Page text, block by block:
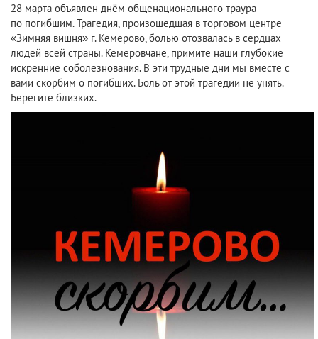
28 марта объявлен днём общенационального траура
по погибшим. Трагедия, произошедшая в торговом центре
«Зимняя вишня» г. Кемерово, болью отозвалась в сердцах
людей всей страны. Кемеровчане, примите наши глубокие
искренние соболезнования. В эти трудные дни мы вместе с
вами скорбим о погибших. Боль от этой трагедии не унять.
Берегите близких.